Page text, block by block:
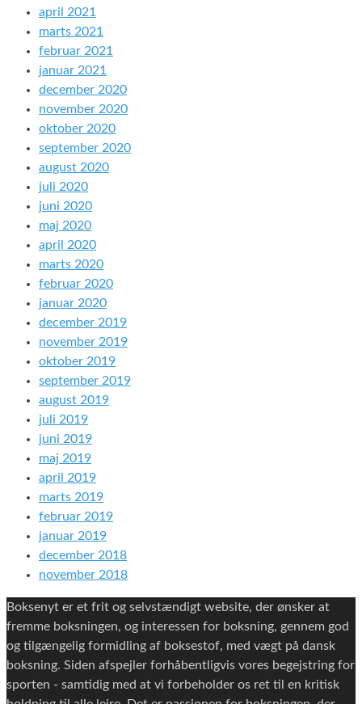
april 2021
marts 2021
februar 2021
januar 2021
december 2020
november 2020
oktober 2020
september 2020
august 2020
juli 2020
juni 2020
maj 2020
april 2020
marts 2020
februar 2020
januar 2020
december 2019
november 2019
oktober 2019
september 2019
august 2019
juli 2019
juni 2019
maj 2019
april 2019
marts 2019
februar 2019
januar 2019
december 2018
november 2018
Boksenyt er et frit og selvstændigt website, der ønsker at
fremme boksningen, og interessen for boksning, gennem god
og tilgængelig formidling af boksestof, med vægt på dansk
boksning. Siden afspejler forhåbentligvis vores begejstring for
sporten - samtidig med at vi forbeholder os ret til en kritisk